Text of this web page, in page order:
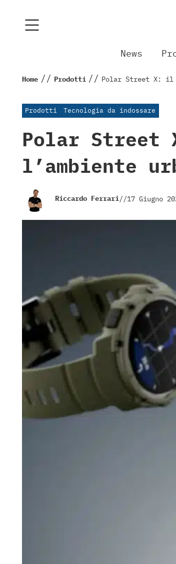
News
Home // Prodotti // Polar Street X: il
Prodotti Tecnologia da indossare
Polar Street
l’ambiente
Riccardo Ferrari//17 Giugno